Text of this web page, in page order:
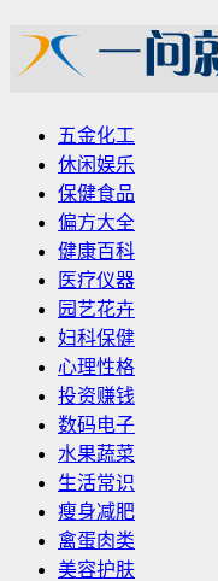
五金化工
休闲娱乐
保健食品
偏方大全
健康百科
医疗仪器
园艺花卉
妇科保健
心理性格
投资赚钱
数码电子
水果蔬菜
生活常识
瘦身减肥
禽蛋肉类
美容护肤